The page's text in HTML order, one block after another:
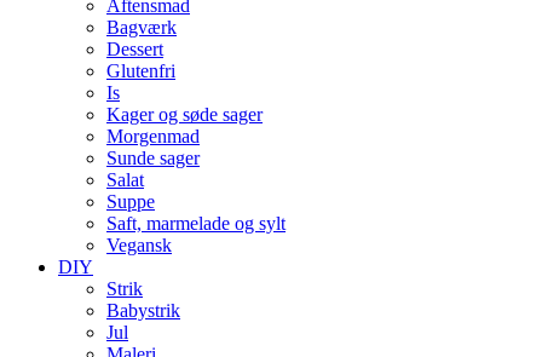
Aftensmad
Bagværk
Dessert
Glutenfri
Is
Kager og søde sager
Morgenmad
Sunde sager
Salat
Suppe
Saft, marmelade og sylt
Vegansk
DIY
Strik
Babystrik
Jul